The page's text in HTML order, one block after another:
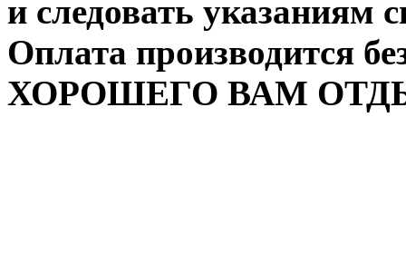
и следовать указаниям
Оплата производится
ХОРОШЕГО ВАМ